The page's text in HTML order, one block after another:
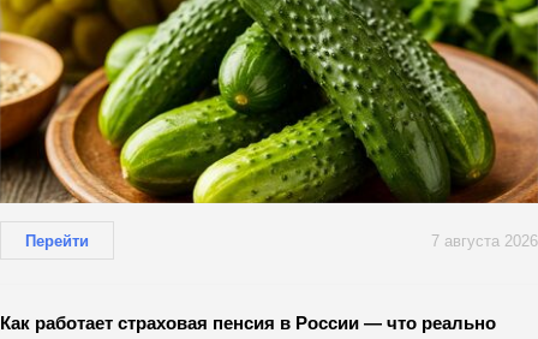
Перейти 7 августа 2026
Как работает страховая пенсия в России — что реально